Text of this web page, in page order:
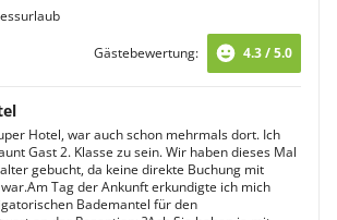
Gästebewertung: 4.3 / 5.0
Hotel, war auch schon mehrmals dort. Ich
Gast 2. Klasse zu sein. Wir haben dieses Mal
gebucht, da keine direkte Buchung mit
Tag der Ankunft erkundigte ich mich
Bademantel für den